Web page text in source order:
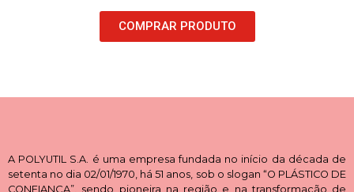
COMPRAR PRODUTO
A POLYUTIL S.A. é uma empresa fundada no início da década de
setenta no dia 02/01/1970, há 51 anos, sob o slogan “O PLÁSTICO DE
CONFIANÇA”, sendo pioneira na região e na transformação de